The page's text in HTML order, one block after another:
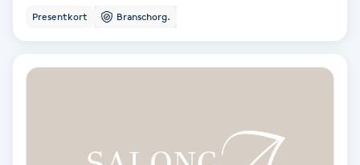
Presentkort Branschorg.